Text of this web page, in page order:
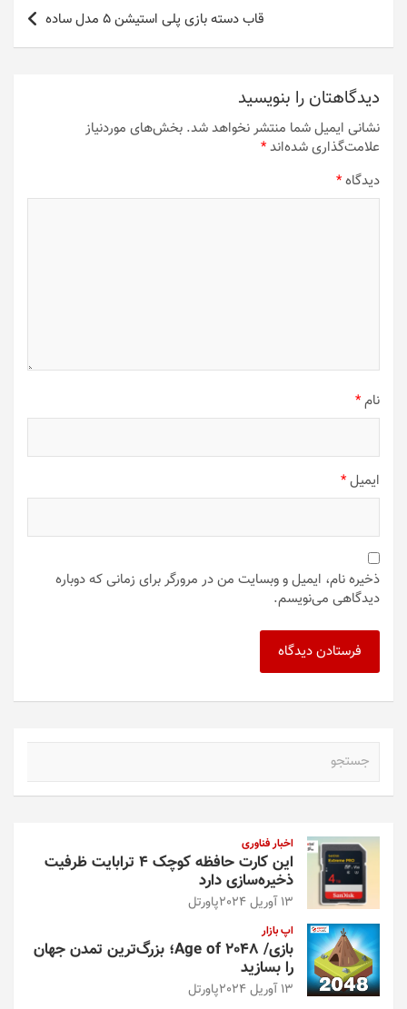
قاب دسته بازی پلی استیشن 5 مدل ساده
دیدگاهتان را بنویسید
نشانی ایمیل شما منتشر نخواهد شد. بخش‌های موردنیاز
علامت‌گذاری شده‌اند*
دیدگاه*
نام*
ایمیل*
ذخیره نام، ایمیل و وبسایت من در مرورگر برای زمانی که دوباره
دیدگاهی می‌نویسم.
اخبار فناوری
این کارت حافظه کوچک ۴ ترابایت ظرفیت
ذخیره‌سازی دارد
13 آوریل 2024 پاورتل
اپ بازار
بازی/ Age of 2048؛ بزرگ‌ترین تمدن جهان
را بسازید
13 آوریل 2024 پاورتل